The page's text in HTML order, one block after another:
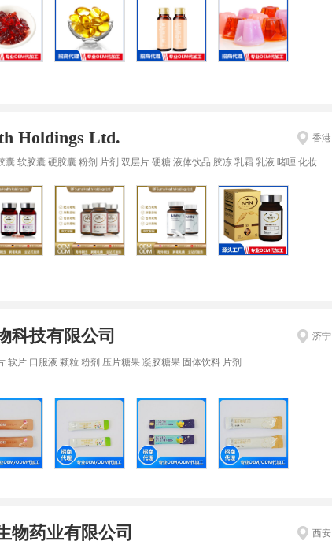
Holdings Ltd. 香港
软胶囊 硬胶囊 粉剂 片剂 双层片 硬糖 液体饮品 胶冻 乳霜 乳液 啫喱 化妆水 精华液 泡沫
科技有限公司 济宁
软片 口服液 颗粒 粉剂 压片糖果 凝胶糖果 固体饮料 片剂
物药业有限公司 西安